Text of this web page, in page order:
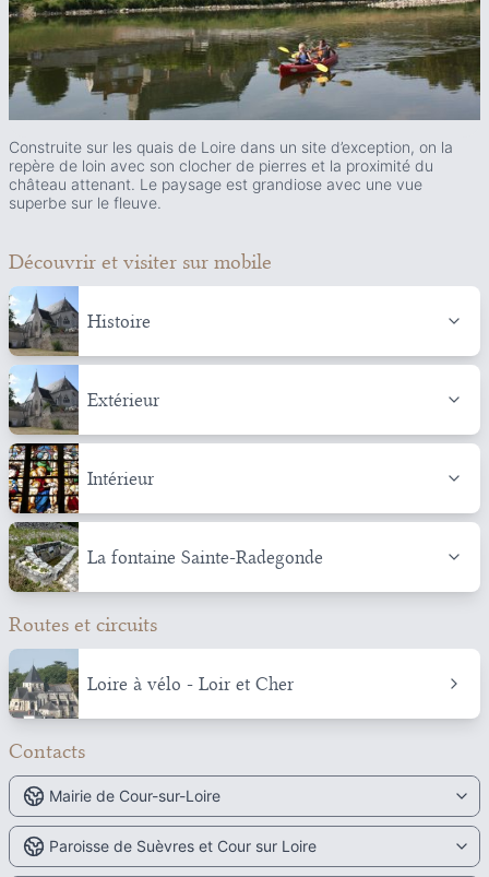
Construite sur les quais de Loire dans un site d’exception, on la
repère de loin avec son clocher de pierres et la proximité du
château attenant. Le paysage est grandiose avec une vue
superbe sur le fleuve.
Découvrir et visiter sur mobile
Histoire
Extérieur
Intérieur
La fontaine Sainte-Radegonde
Routes et circuits
Loire à vélo - Loir et Cher
Contacts
Mairie de Cour-sur-Loire
Paroisse de Suèvres et Cour sur Loire